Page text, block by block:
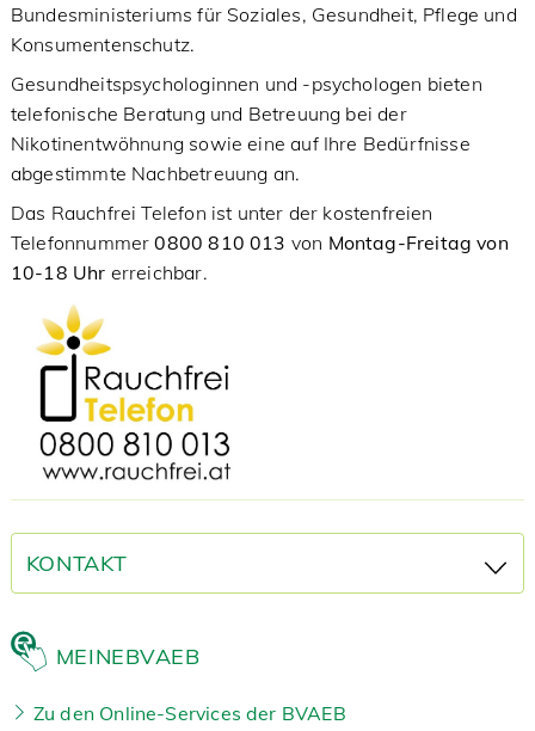
Bundesministeriums für Soziales, Gesundheit, Pflege und
Konsumentenschutz.
Gesundheitspsychologinnen und -psychologen bieten
telefonische Beratung und Betreuung bei der
Nikotinentwöhnung sowie eine auf Ihre Bedürfnisse
abgestimmte Nachbetreuung an.
Das Rauchfrei Telefon ist unter der kostenfreien
Telefonnummer0800 810 013 von Montag-Freitag von
10-18 Uhr erreichbar.
KONTAKT
MEINEBVAEB
Zu den Online-Services der BVAEB